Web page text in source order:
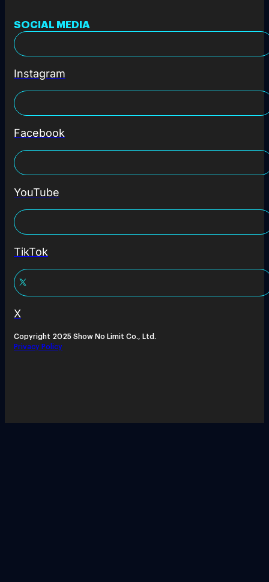
SOCIAL MEDIA
Instagram
Facebook
YouTube
TikTok
X
Copyright 2025 Show No Limit Co., Ltd.
Privacy Policy